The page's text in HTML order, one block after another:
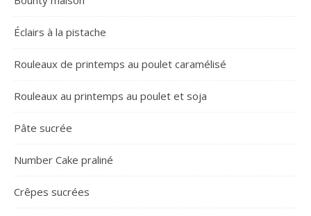
Éclairs à la pistache
Rouleaux de printemps au poulet caramélisé
Rouleaux au printemps au poulet et soja
Pâte sucrée
Number Cake praliné
Crêpes sucrées